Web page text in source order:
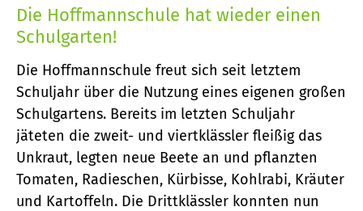
Die Hoffmannschule hat wieder einen
Schulgarten!
Die Hoffmannschule freut sich seit letztem
Schuljahr über die Nutzung eines eigenen großen
Schulgartens. Bereits im letzten Schuljahr
jäteten die zweit- und viertklässler fleißig das
Unkraut, legten neue Beete an und pflanzten
Tomaten, Radieschen, Kürbisse, Kohlrabi, Kräuter
und Kartoffeln. Die Drittklässler konnten nun